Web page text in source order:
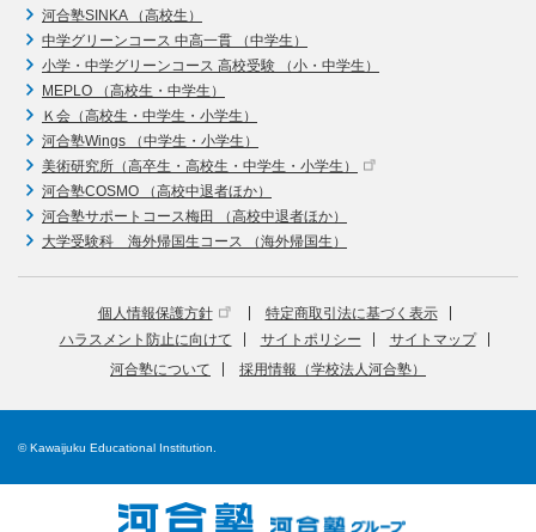
河合塾SINKA （高校生）
中学グリーンコース 中高一貫 （中学生）
小学・中学グリーンコース 高校受験 （小・中学生）
MEPLO （高校生・中学生）
Ｋ会（高校生・中学生・小学生）
河合塾Wings （中学生・小学生）
美術研究所（高卒生・高校生・中学生・小学生）
河合塾COSMO （高校中退者ほか）
河合塾サポートコース梅田 （高校中退者ほか）
大学受験科 海外帰国生コース （海外帰国生）
個人情報保護方針
特定商取引法に基づく表示
ハラスメント防止に向けて
サイトポリシー
サイトマップ
河合塾について
採用情報（学校法人河合塾）
© Kawaijuku Educational Institution.